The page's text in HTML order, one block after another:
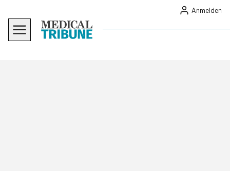
Anmelden